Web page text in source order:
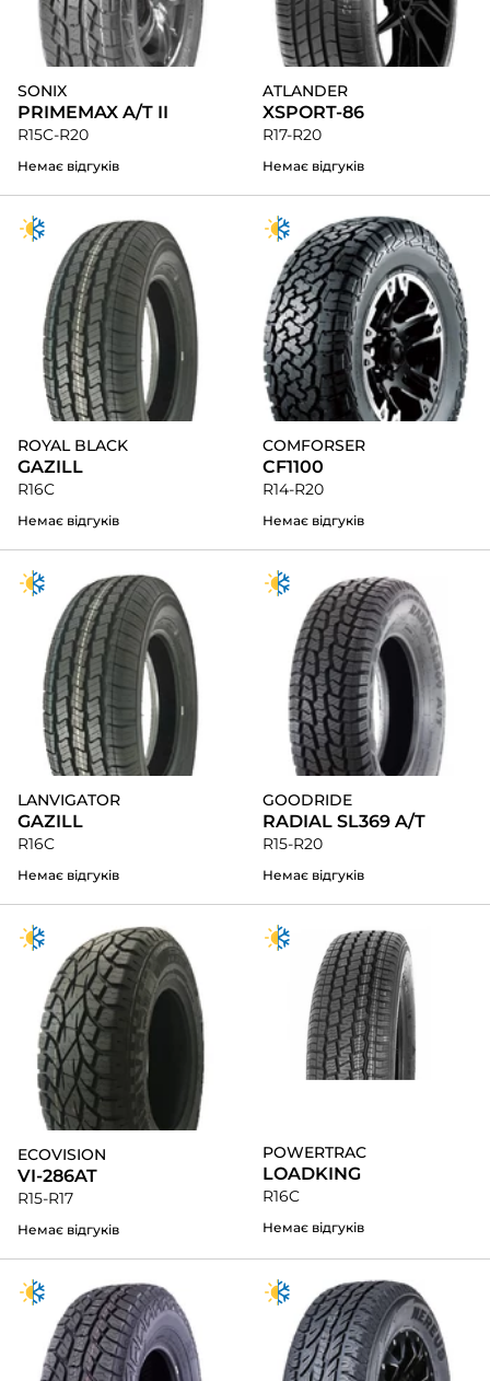
SONIX
PRIMEMAX A/T II
R15C-R20
Немає відгуків
ATLANDER
XSPORT-86
R17-R20
Немає відгуків
ROYAL BLACK
GAZILL
R16C
Немає відгуків
COMFORSER
CF1100
R14-R20
Немає відгуків
LANVIGATOR
GAZILL
R16C
Немає відгуків
GOODRIDE
RADIAL SL369 A/T
R15-R20
Немає відгуків
ECOVISION
VI-286AT
R15-R17
Немає відгуків
POWERTRAC
LOADKING
R16C
Немає відгуків